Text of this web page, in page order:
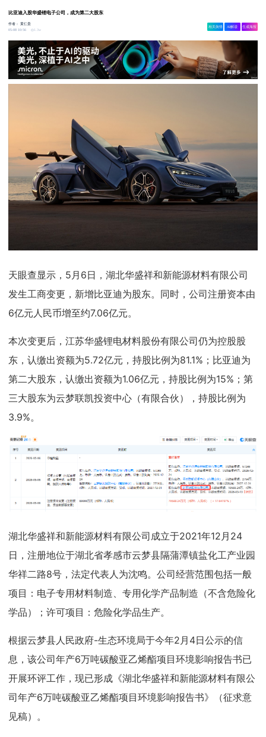
比亚迪入股华盛锂电子公司，成为第二大股东
作者：黄仁贵
05-08 10:56
1.3w
相关舆情 AI解读 生成海报
天眼查显示，5月6日，湖北华盛祥和新能源材料有限公司
发生工商变更，新增比亚迪为股东。同时，公司注册资本由
6亿元人民币增至约7.06亿元。
本次变更后，江苏华盛锂电材料股份有限公司仍为控股股
东，认缴出资额为5.72亿元，持股比例为81.1%；比亚迪为
第二大股东，认缴出资额为1.06亿元，持股比例为15%；第
三大股东为云梦联凯投资中心（有限合伙），持股比例为
3.9%。
湖北华盛祥和新能源材料有限公司成立于2021年12月24
日，注册地位于湖北省孝感市云梦县隔蒲潭镇盐化工产业园
华祥二路8号，法定代表人为沈鸣。公司经营范围包括一般
项目：电子专用材料制造、专用化学产品制造（不含危险化
学品）；许可项目：危险化学品生产。
根据云梦县人民政府-生态环境局于今年2月4日公示的信
息，该公司年产6万吨碳酸亚乙烯酯项目环境影响报告书已
开展环评工作，现已形成《湖北华盛祥和新能源材料有限公
司年产6万吨碳酸亚乙烯酯项目环境影响报告书》（征求意
见稿）。